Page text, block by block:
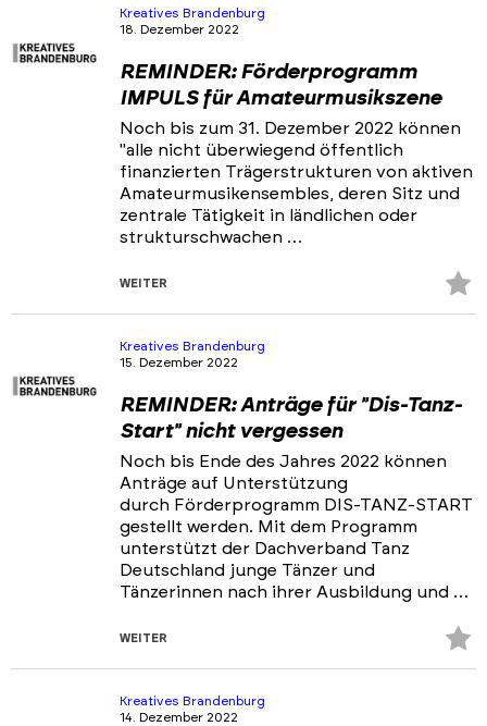
Kreatives Brandenburg
18. Dezember 2022
REMINDER: Förderprogramm
IMPULS für Amateurmusikszene
Noch bis zum 31. Dezember 2022 können
"alle nicht überwiegend öffentlich
finanzierten Trägerstrukturen von aktiven
Amateurmusikensembles, deren Sitz und
zentrale Tätigkeit in ländlichen oder
strukturschwachen …
WEITER
Kreatives Brandenburg
15. Dezember 2022
REMINDER: Anträge für "Dis-Tanz-
Start" nicht vergessen
Noch bis Ende des Jahres 2022 können
Anträge auf Unterstützung
durch Förderprogramm DIS-TANZ-START
gestellt werden. Mit dem Programm
unterstützt der Dachverband Tanz
Deutschland junge Tänzer und
Tänzerinnen nach ihrer Ausbildung und …
WEITER
Kreatives Brandenburg
14. Dezember 2022